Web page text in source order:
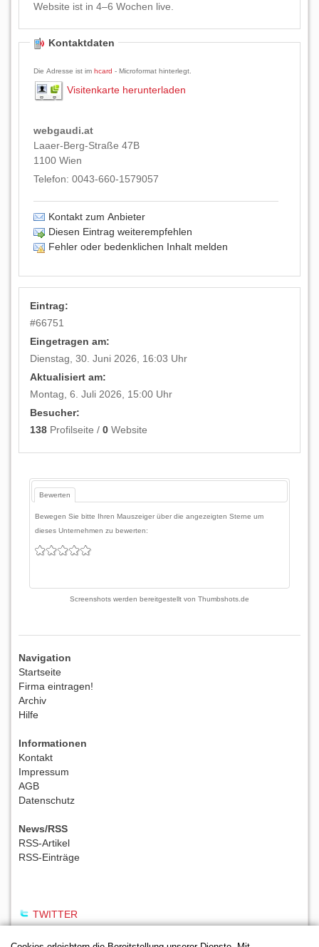
Website ist in 4–6 Wochen live.
Kontaktdaten
Die Adresse ist im hcard - Microformat hinterlegt.
Visitenkarte herunterladen
webgaudi.at
Laaer-Berg-Straße 47B
1100 Wien
Telefon: 0043-660-1579057
Kontakt zum Anbieter
Diesen Eintrag weiterempfehlen
Fehler oder bedenklichen Inhalt melden
Eintrag:
#66751
Eingetragen am:
Dienstag, 30. Juni 2026, 16:03 Uhr
Aktualisiert am:
Montag, 6. Juli 2026, 15:00 Uhr
Besucher:
138 Profilseite /0 Website
Bewerten
Bewegen Sie bitte Ihren Mauszeiger über die angezeigten Sterne um
dieses Unternehmen zu bewerten:
Screenshots werden bereitgestellt von Thumbshots.de
Navigation
Startseite
Firma eintragen!
Archiv
Hilfe
Informationen
Kontakt
Impressum
AGB
Datenschutz
News/RSS
RSS-Artikel
RSS-Einträge
TWITTER